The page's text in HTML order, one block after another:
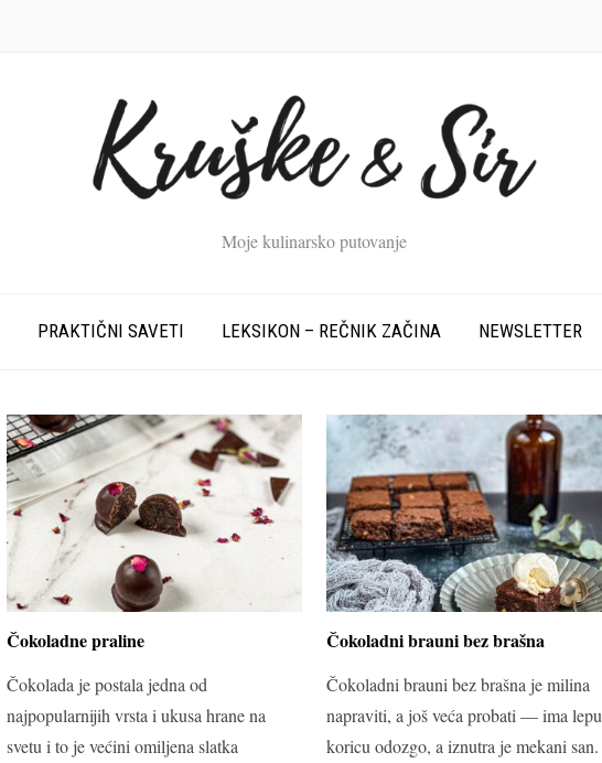
Moje kulinarsko putovanje
PRAKTIČNI SAVETI LEKSIKON – REČNIK ZAČINA NEWSLETTER
Čokoladne praline
Čokolada je postala jedna od
najpopularnijih vrsta i ukusa hrane na
svetu i to je većini omiljena slatka
Čokoladni brauni bez brašna
Čokoladni brauni bez brašna je milina
napraviti, a još veća probati — ima lepu
koricu odozgo, a iznutra je mekani san.